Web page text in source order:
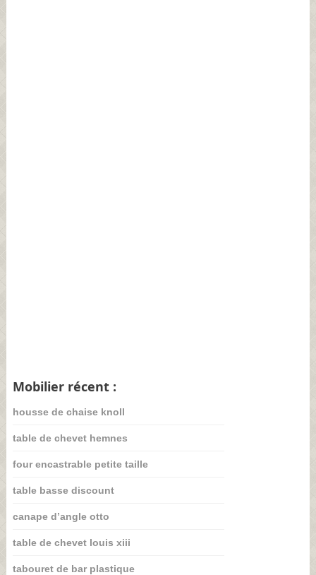
Mobilier récent :
housse de chaise knoll
table de chevet hemnes
four encastrable petite taille
table basse discount
canape d’angle otto
table de chevet louis xiii
tabouret de bar plastique